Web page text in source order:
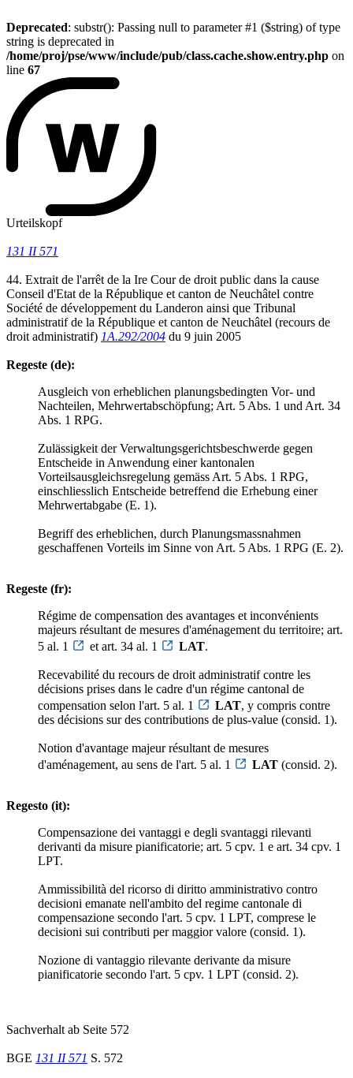
Deprecated: substr(): Passing null to parameter #1 ($string) of type
string is deprecated in
/home/proj/pse/www/include/pub/class.cache.show.entry.php on
line 67
Urteilskopf
131 II 571
44. Extrait de l'arrêt de la Ire Cour de droit public dans la cause
Conseil d'Etat de la République et canton de Neuchâtel contre
Société de développement du Landeron ainsi que Tribunal
administratif de la République et canton de Neuchâtel (recours de
droit administratif) 1A.292/2004 du 9 juin 2005
Regeste (de):
Ausgleich von erheblichen planungsbedingten Vor- und
Nachteilen, Mehrwertabschöpfung; Art. 5 Abs. 1 und Art. 34
Abs. 1 RPG.
Zulässigkeit der Verwaltungsgerichtsbeschwerde gegen
Entscheide in Anwendung einer kantonalen
Vorteilsausgleichsregelung gemäss Art. 5 Abs. 1 RPG,
einschliesslich Entscheide betreffend die Erhebung einer
Mehrwertabgabe (E. 1).
Begriff des erheblichen, durch Planungsmassnahmen
geschaffenen Vorteils im Sinne von Art. 5 Abs. 1 RPG (E. 2).
Regeste (fr):
Régime de compensation des avantages et inconvénients
majeurs résultant de mesures d'aménagement du territoire; art.
5 al. 1
et art. 34 al. 1 LAT.
Recevabilité du recours de droit administratif contre les
décisions prises dans le cadre d'un régime cantonal de
compensation selon l'art. 5 al. 1
LAT, y compris contre
des décisions sur des contributions de plus-value (consid. 1).
Notion d'avantage majeur résultant de mesures
d'aménagement, au sens de l'art. 5 al. 1
LAT (consid. 2).
Regesto (it):
Compensazione dei vantaggi e degli svantaggi rilevanti
derivanti da misure pianificatorie; art. 5 cpv. 1 e art. 34 cpv. 1
LPT.
Ammissibilità del ricorso di diritto amministrativo contro
decisioni emanate nell'ambito del regime cantonale di
compensazione secondo l'art. 5 cpv. 1 LPT, comprese le
decisioni sui contributi per maggior valore (consid. 1).
Nozione di vantaggio rilevante derivante da misure
pianificatorie secondo l'art. 5 cpv. 1 LPT (consid. 2).
Sachverhalt ab Seite 572
BGE 131 II 571 S. 572